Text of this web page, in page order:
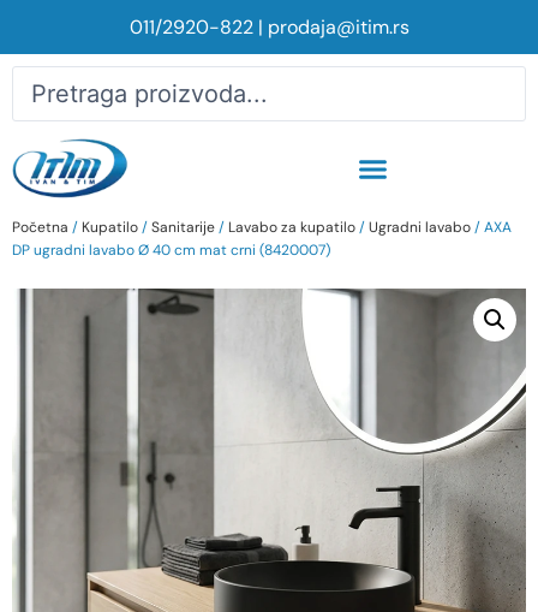
011/2920-822| prodaja@itim.rs
Početna / Kupatilo/Sanitarije/ Lavabo za kupatilo/Ugradni lavabo/ AXA
DP ugradni lavabo Ø 40 cm mat crni (8420007)